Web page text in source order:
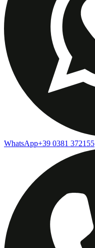
WhatsApp+39 0381 372155